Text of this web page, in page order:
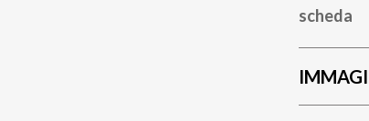
scheda